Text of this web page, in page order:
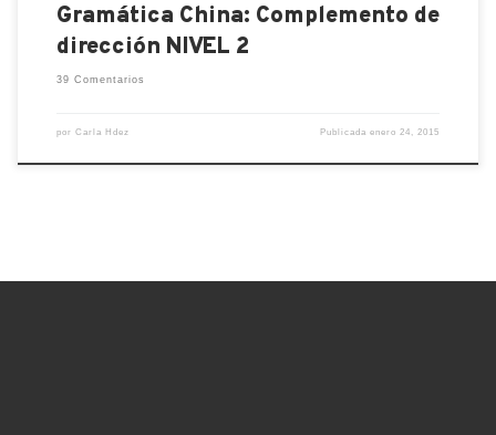
Gramática China: Complemento de
dirección NIVEL 2
39 Comentarios
por Carla Hdez Publicadaenero 24, 2015